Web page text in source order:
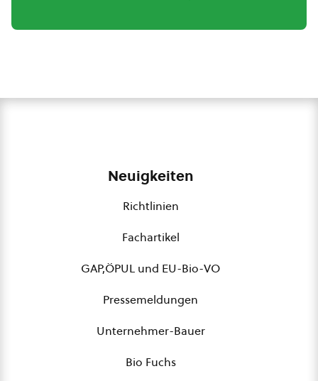
Neuigkeiten
Richtlinien
Fachartikel
GAP,ÖPUL und EU-Bio-VO
Pressemeldungen
Unternehmer-Bauer
Bio Fuchs